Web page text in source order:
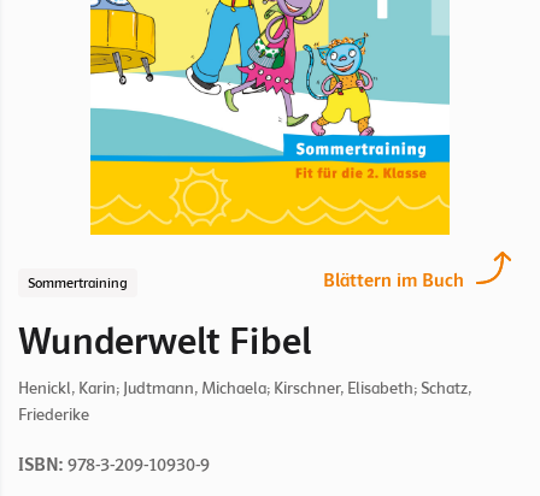
Blättern im Buch
Sommertraining
Wunderwelt Fibel
Henickl, Karin; Judtmann, Michaela; Kirschner, Elisabeth; Schatz,
Friederike
ISBN: 978-3-209-10930-9